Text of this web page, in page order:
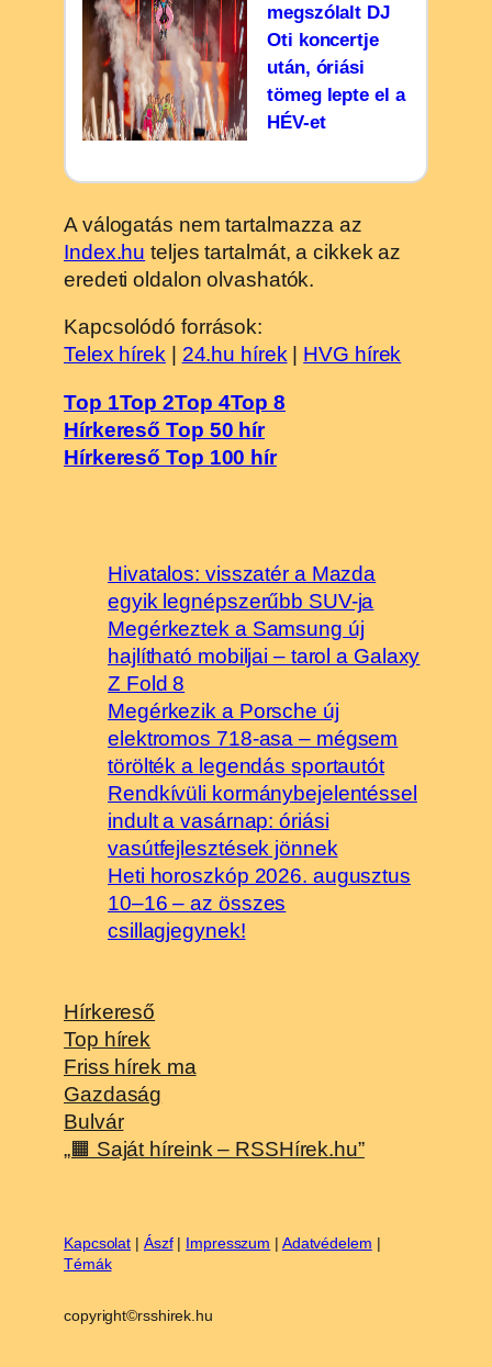
megszólalt DJ
Oti koncertje
után, óriási
tömeg lepte el a
HÉV-et
A válogatás nem tartalmazza az
Index.hu teljes tartalmát, a cikkek az
eredeti oldalon olvashatók.
Kapcsolódó források:
Telex hírek| 24.hu hírek| HVG hírek
Top 1Top 2Top 4Top 8
Hírkereső Top 50 hír
Hírkereső Top 100 hír
Hivatalos: visszatér a Mazda
egyik legnépszerűbb SUV-ja
Megérkeztek a Samsung új
hajlítható mobiljai – tarol a Galaxy
Z Fold 8
Megérkezik a Porsche új
elektromos 718-asa – mégsem
törölték a legendás sportautót
Rendkívüli kormánybejelentéssel
indult a vasárnap: óriási
vasútfejlesztések jönnek
Heti horoszkóp 2026. augusztus
10–16 – az összes
csillagjegynek!
Hírkereső
Top hírek
Friss hírek ma
Gazdaság
Bulvár
„🟧 Saját híreink – RSSHírek.hu”
Kapcsolat | Ászf| Impresszum | Adatvédelem |
Témák
copyright©rsshirek.hu